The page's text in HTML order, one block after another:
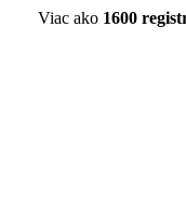
Viac ako 1600